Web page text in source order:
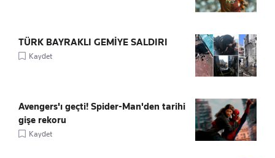
TÜRK BAYRAKLI GEMİYE SALDIRI
Kaydet
Avengers'ı geçti! Spider-Man'den tarihi
gişe rekoru
Kaydet